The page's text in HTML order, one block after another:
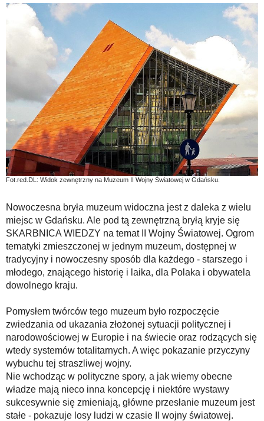
Fot.red.DL: Widok zewnętrzny na Muzeum II Wojny Światowej w Gdańsku.
Nowoczesna bryła muzeum widoczna jest z daleka z wielu
miejsc w Gdańsku. Ale pod tą zewnętrzną bryłą kryje się
SKARBNICA WIEDZY na temat II Wojny Światowej. Ogrom
tematyki zmieszczonej w jednym muzeum, dostępnej w
tradycyjny i nowoczesny sposób dla każdego - starszego i
młodego, znającego historię i laika, dla Polaka i obywatela
dowolnego kraju.
Pomysłem twórców tego muzeum było rozpoczęcie
zwiedzania od ukazania złożonej sytuacji politycznej i
narodowościowej w Europie i na świecie oraz rodzących się
wtedy systemów totalitarnych. A więc pokazanie przyczyny
wybuchu tej straszliwej wojny.
Nie wchodząc w polityczne spory, a jak wiemy obecne
władze mają nieco inna koncepcję i niektóre wystawy
sukcesywnie się zmieniają, główne przesłanie muzeum jest
stałe - pokazuje losy ludzi w czasie II wojny światowej.